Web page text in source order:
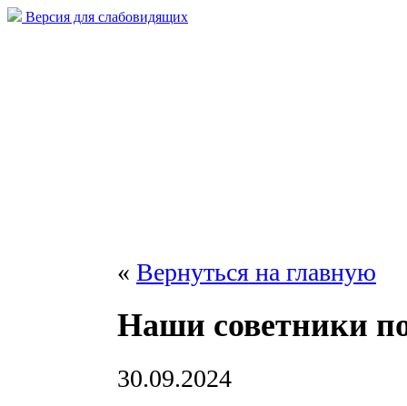
Версия для слабовидящих
« Вернуться на главную
Наши советники
30.09.2024